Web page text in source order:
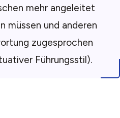
mehr angeleitet
müssen und anderen
zugesprochen
Führungsstil).